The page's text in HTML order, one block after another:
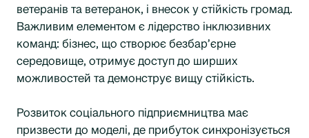
ветеранів та ветеранок, і внесок у стійкість громад.
Важливим елементом є лідерство інклюзивних
команд: бізнес, що створює безбар’єрне
середовище, отримує доступ до ширших
можливостей та демонструє вищу стійкість.
Розвиток соціального підприємництва має
призвести до моделі, де прибуток синхронізується